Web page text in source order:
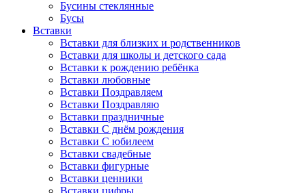
Бусины стеклянные
Бусы
Вставки
Вставки для близких и родственников
Вставки для школы и детского сада
Вставки к рождению ребёнка
Вставки любовные
Вставки Поздравляем
Вставки Поздравляю
Вставки праздничные
Вставки С днём рождения
Вставки С юбилеем
Вставки свадебные
Вставки фигурные
Вставки ценники